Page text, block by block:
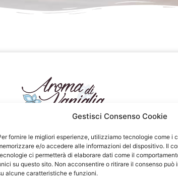
Gestisci Consenso Cookie
fornire le migliori esperienze, utilizziamo tecnologie come i
e/o accedere alle informazioni del dispositivo. Il
ci permetterà di elaborare dati come il
su questo sito. Non acconsentire o ritirare il consenso può
alcune caratteristiche e funzioni.
F
a
c
e
I
n
s
t
P
i
n
t
F
l
i
c